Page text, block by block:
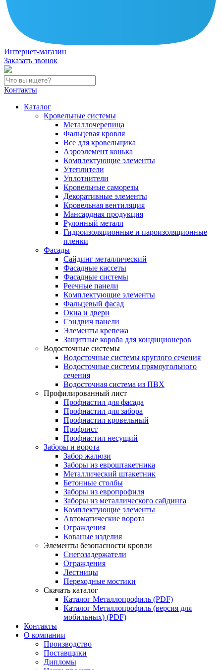
Интернет-магазин
Заказать звонок
Контакты
Каталог
Кровельные системы
Металлочерепица
Фальцевая кровля
Все для кровельщика
Аэроэлемент конька
Комплектующие элементы
Утеплители
Уплотнители
Кровельные саморезы
Декоративные элементы
Кровельная вентиляция
Мансардная продукция
Рулонный металл
Гидроизоляционные и пароизоляционные
пленки
Фасады
Сайдинг металлический
Фасадные кассеты
Фасадные системы
Реечные панели
Комплектующие элементы
Фальцевый фасад
Окна и двери
Сэндвич панели
Элементы крепежа
Защитные короба для кондиционеров
Водосточные системы
Водосточные системы круглого сечения
Водосточные системы прямоугольного
сечения
Водосточная система из ПВХ
Профилированный лист
Профнастил для фасада
Профнастил для забора
Профнастил кровельный
Профлист
Профнастил несущий
Заборы и ворота
Забор жалюзи
Заборы из евроштакетника
Металлический штакетник
Бетонные столбы
Заборы из европрофиля
Заборы из металлического сайдинга
Комплектующие элементы
Автоматические ворота
Ограждения
Кованые изделия
Элементы безопасности кровли
Снегозадержатели
Ограждения
Лестницы
Переходные мостики
Скачать каталог
Каталог Металлопрофиль (PDF)
Каталог Металлопрофиль (версия для
мобильных) (PDF)
Контакты
О компании
Производство
Поставщики
Дипломы